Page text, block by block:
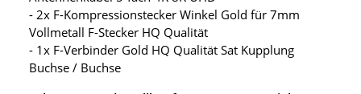
- 2x F-Kompressionstecker Winkel Gold für 7mm
Vollmetall F-Stecker HQ Qualität
- 1x F-Verbinder Gold HQ Qualität Sat Kupplung
Buchse / Buchse